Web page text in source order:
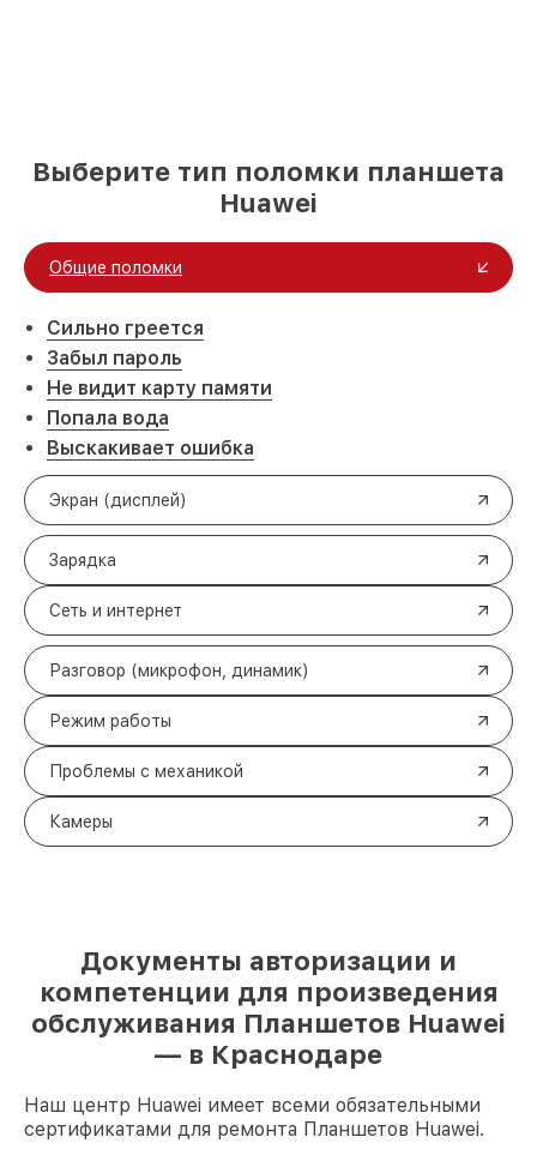
Выберите тип поломки планшета
Huawei
Общие поломки
Сильно греется
Забыл пароль
Не видит карту памяти
Попала вода
Выскакивает ошибка
Экран (дисплей)
Зарядка
Сеть и интернет
Разговор (микрофон, динамик)
Режим работы
Проблемы с механикой
Камеры
Документы авторизации и
компетенции для произведения
обслуживания Планшетов Huawei
— в Краснодаре
Наш центр Huawei имеет всеми обязательными
сертификатами для ремонта Планшетов Huawei.